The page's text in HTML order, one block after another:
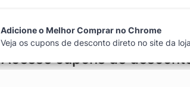
Acesse cupons de
Adicione o Melhor Comprar no Chrome
Veja os cupons de desconto direto no site da